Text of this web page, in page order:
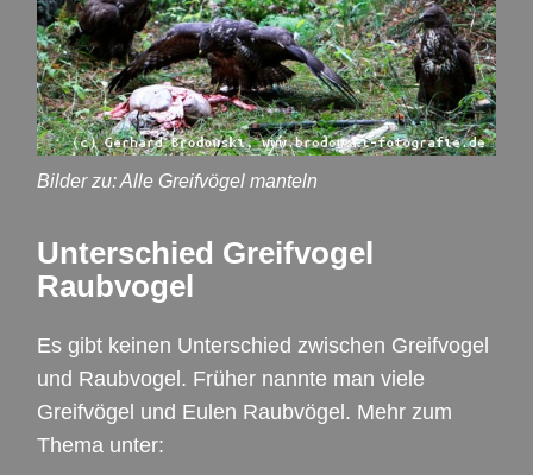
Bilder zu: Alle Greifvögel manteln
Unterschied Greifvogel
Raubvogel
Es gibt keinen Unterschied zwischen Greifvogel
und Raubvogel. Früher nannte man viele
Greifvögel und Eulen Raubvögel. Mehr zum
Thema unter: